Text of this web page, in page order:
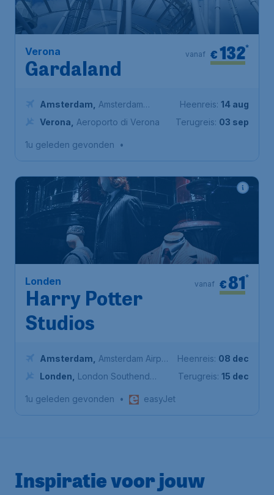
Verona
Gardaland
€132*
vanaf
Amsterdam
Amsterdam
Airport Schiphol
Verona Aeroporto di Verona
Heenreis: 14 aug
Terugreis: 03 sep
1u geleden gevonden •
Londen
Harry Potter
Studios
€81*
vanaf
Amsterdam
Amsterdam Airport
Schiphol
Londen
London Southend
Heenreis: 08 dec
Terugreis: 15 dec
1u geleden gevonden • easyJet
Inspiratie voor jouw